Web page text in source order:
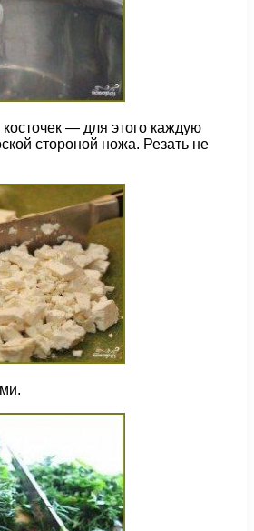
— для этого каждую
стороной ножа. Резать не